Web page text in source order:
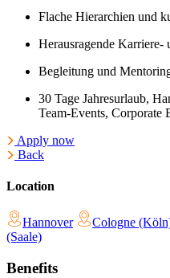
Flache Hierarchien und
Herausragende
Begleitung und
30 Tage Jahresurlaub,
Team-Events, Corporate
Apply now
Back
Location
Hannover Cologne
(Saale)
Benefits